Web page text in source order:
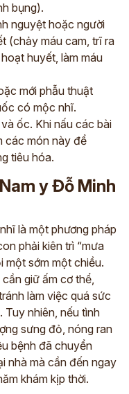
bụng).
nguyệt hoặc người
(chảy máu cam, trĩ ra
huyết, làm máu
mới phẫu thuật
có mộc nhĩ.
ốc. Khi nấu các bài
các món này để
tiêu hóa.
y Đỗ Minh
là một phương pháp
phải kiên trì “mưa
một sớm một chiều.
giữ ấm cơ thể,
làm việc quá sức
Tuy nhiên, nếu tình
sưng đỏ, nóng ran
bệnh đã chuyển
nhà mà cần đến ngay
khám kịp thời.